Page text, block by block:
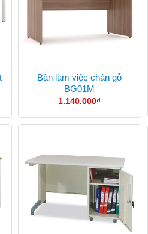
Bàn làm việc chân gỗ
BG01M
1.140.000₫